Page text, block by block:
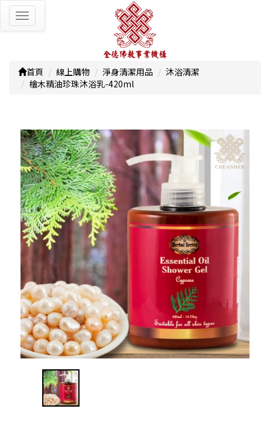
Toggle
navigation
首頁 線上購物 淨身清潔用品
沐浴清潔
檜木精油珍珠沐浴乳-420ml